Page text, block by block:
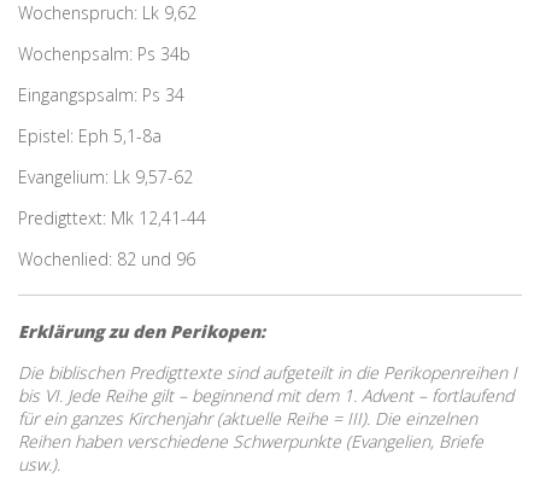
Wochenspruch: Lk 9,62
Wochenpsalm: Ps 34b
Eingangspsalm: Ps 34
Epistel: Eph 5,1-8a
Evangelium: Lk 9,57-62
Predigttext: Mk 12,41-44
Wochenlied: 82 und 96
Erklärung zu den Perikopen:
Die biblischen Predigttexte sind aufgeteilt in die Perikopenreihen I
bis VI. Jede Reihe gilt – beginnend mit dem 1. Advent – fortlaufend
für ein ganzes Kirchenjahr (aktuelle Reihe = III). Die einzelnen
Reihen haben verschiedene Schwerpunkte (Evangelien, Briefe
usw.).